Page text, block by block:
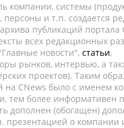
компании, системы
персоны и т.п. создается
публикаций портала
всех редакционных
новости", статьи,
рынков, интервью, а
проектов). Таким
на CNews было с именем
тем более информативен
дополнен (обогащен)
презентацией о компании